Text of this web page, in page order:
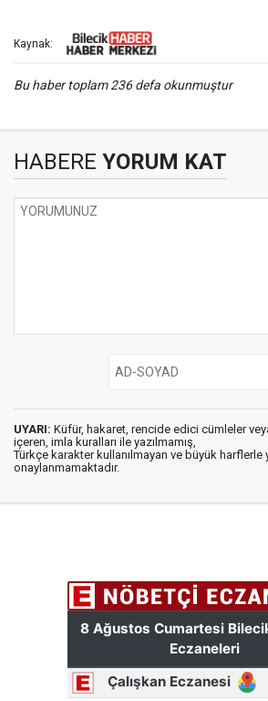
Kaynak:
Bu haber toplam 236 defa okunmuştur
HABERE YORUM KAT
UYARI: Küfür, hakaret, rencide edici cümleler
içeren, imla kuralları ile yazılmamış,
Türkçe karakter kullanılmayan ve büyük harflerle
onaylanmamaktadır.